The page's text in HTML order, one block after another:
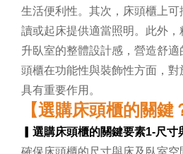
生活便利性。其次，床頭櫃上
讀或起床提供適當照明。此外
升臥室的整體設計感，營造舒
頭櫃在功能性與裝飾性方面，
具有重要作用。
【選購床頭櫃的關鍵
選購床頭櫃的關鍵要素1-尺寸
確保床頭櫃的尺寸與床及臥室